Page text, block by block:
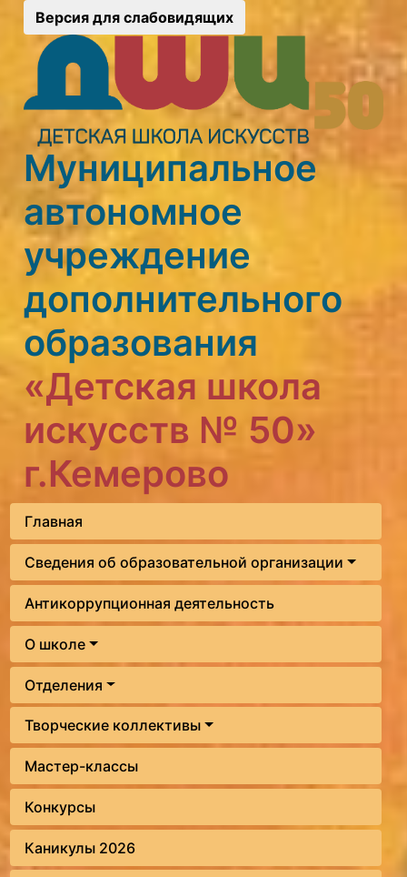
Версия для слабовидящих
Муниципальное
автономное
учреждение
дополнительного
образования
«Детская школа
искусств № 50»
г.Кемерово
Главная
Сведения об образовательной организации
Антикоррупционная деятельность
О школе
Отделения
Творческие коллективы
Мастер-классы
Конкурсы
Каникулы 2026